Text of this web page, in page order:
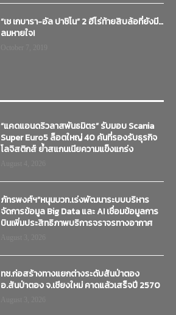
“เช เกบารา-อัล ปาชิโน” 2 ฮีโร่ท้ายสิบล้อที่ยังมี…
ลมหายใจ!
“แคดแอนดริวลาสพันธมิตร” รับมอบ Scania
Super Euro5 ล็อตใหญ่ 40 คันที่รองรับธุรกิจ
โลจิสติกส์ ย้ำสแกนเนียความแข็งแกร่ง
ภัทรพงศ์ฯ”หนุนบวท.เร่งพัฒนาระบบบริหาร
จัดการข้อมูล Big Data และ AI เชื่อมข้อมูลการ
บินเพิ่มประสิทธิภาพบริการจราจรทางอากาศ
ทช.ก่อสร้างทางแยกต่างระดับสันป่าตอง
อ.สันป่าตอง จ.เชียงใหม่ คาดแล้วเสร็จปี 2570